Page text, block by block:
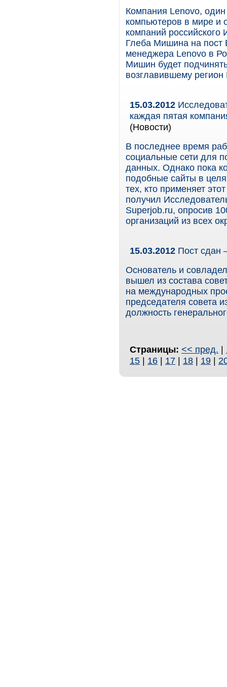
Компания Lenovo,
компьютеров в мире и
компаний
Глеба Мишина на пост
менеджера Lenovo в
Мишин будет
возглавившему
15.03.2012
каждая пятая
(Новости)
В последнее время
социальные сети для
данных. Однако пока
подобные сайты в
тех, кто применяет
получил
Superjob.ru, опросив
организаций из всех
15.03.2012 Пост сдан
Основатель и
вышел из состава
на международных
председателя совета
должность
Страницы: << пред. |
15 | 16 | 17 | 18 | 19 |